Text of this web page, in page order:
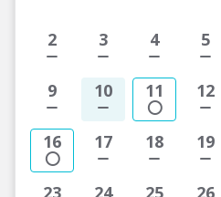
2 3 4 5
9 10 11 12
16 17 18 19
23 24 25 26